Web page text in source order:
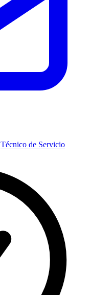
Técnico de Servicio